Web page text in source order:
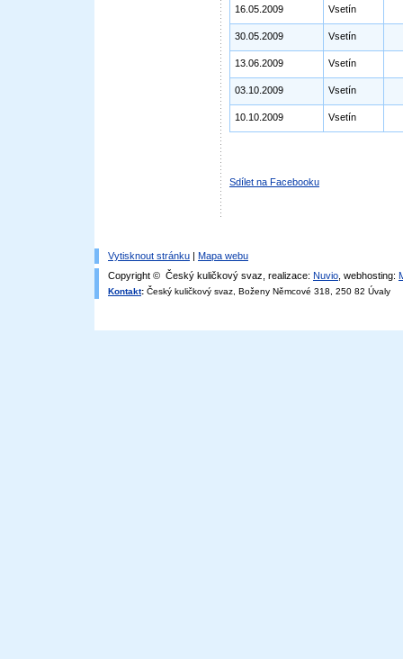
16.05.2009 Vsetín
30.05.2009 Vsetín
13.06.2009 Vsetín
03.10.2009 Vsetín
10.10.2009 Vsetín
Sdílet na Facebooku
Vytisknout stránku | Mapa webu
Copyright © Český kuličkový svaz, realizace: Nuvio , webhosting:
Kontakt: Český kuličkový svaz, Boženy Němcové 318, 250 82 Úvaly